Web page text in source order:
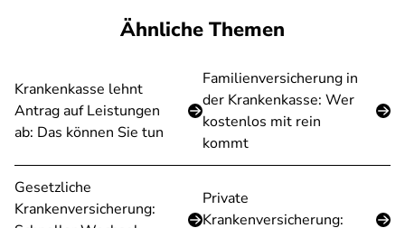
Ähnliche Themen
Krankenkasse lehnt
Antrag auf Leistungen
ab: Das können Sie tun
Familienversicherung in
der Krankenkasse: Wer
kostenlos mit rein
kommt
Gesetzliche
Krankenversicherung:
Private
Krankenversicherung: